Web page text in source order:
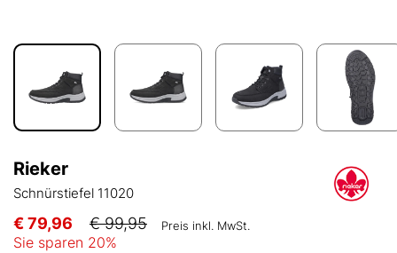
Rieker
Schnürstiefel 11020
€ 79,96 € 99,95 Preis inkl. MwSt.
Sie sparen 20%